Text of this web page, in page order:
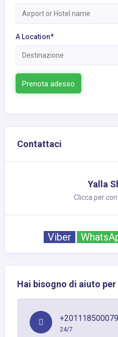
A Location*
Prenota adesso
Contattaci
Yalla
Clicca per
Viber
Hai bisogno di aiuto
+201118500079
24/7